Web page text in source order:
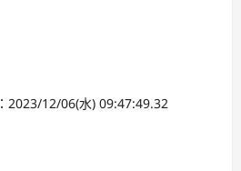
：2023/12/06(水) 09:47:49.32